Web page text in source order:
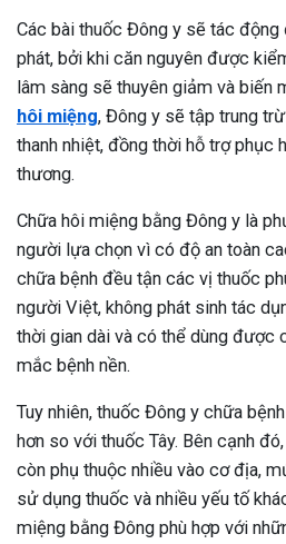
Sau Sinh Có Tự Khỏi
Thông Tin Cần Biết
sau sinh là tình trạng viêm da
của chị em trở nên khô...
Các bài thuốc Đông y sẽ tác động
phát, bởi khi căn nguyên được
lâm sàng sẽ thuyên giảm và biến
hôi miệng, Đông y sẽ tập trung
thanh nhiệt, đồng thời hỗ trợ phục
thương.
Chữa hôi miệng bằng Đông y là
người lựa chọn vì có độ an toàn
chữa bệnh đều tận các vị thuốc
người Việt, không phát sinh tác
thời gian dài và có thể dùng được
mắc bệnh nền.
Tuy nhiên, thuốc Đông y chữa
hơn so với thuốc Tây. Bên cạnh
còn phụ thuộc nhiều vào cơ địa,
sử dụng thuốc và nhiều yếu tố
miệng bằng Đông phù hợp với